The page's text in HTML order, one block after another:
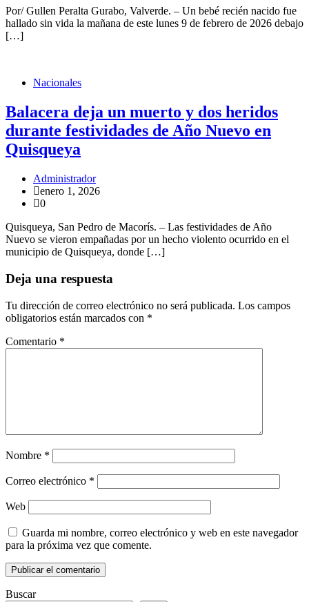
Por/ Gullen Peralta Gurabo, Valverde. – Un bebé recién nacido fue
hallado sin vida la mañana de este lunes 9 de febrero de 2026 debajo
[…]
Nacionales
Balacera deja un muerto y dos heridos
durante festividades de Año Nuevo en
Quisqueya
Administrador
enero 1, 2026
0
Quisqueya, San Pedro de Macorís. – Las festividades de Año
Nuevo se vieron empañadas por un hecho violento ocurrido en el
municipio de Quisqueya, donde […]
Deja una respuesta
Tu dirección de correo electrónico no será publicada. Los campos
obligatorios están marcados con *
Comentario *
Nombre *
Correo electrónico *
Web
Guarda mi nombre, correo electrónico y web en este navegador
para la próxima vez que comente.
Buscar